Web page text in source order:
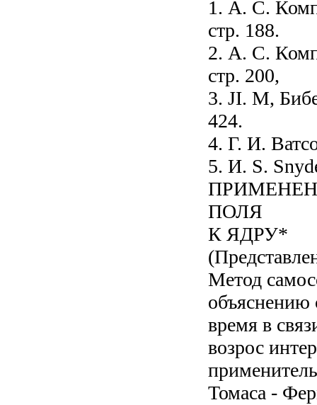
1. А. С.
стр. 188.
2. А. С.
стр. 200,
3. JI. М,
424.
4. Г. И.
5. И. S.
ПОЛЯ
К ЯДРУ*
Метод
объяснению
время в
возрос
Томаса -